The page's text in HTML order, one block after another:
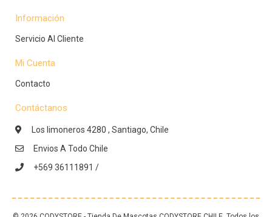
Información
Servicio Al Cliente
Mi Cuenta
Contacto
Contáctanos
Los limoneros 4280 , Santiago, Chile
Envios A Todo Chile
+569 36111891 /